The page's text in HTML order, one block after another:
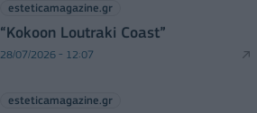
esteticamagazine.gr
“Kokoon Loutraki Coast”
28/07/2026 - 12:07
esteticamagazine.gr